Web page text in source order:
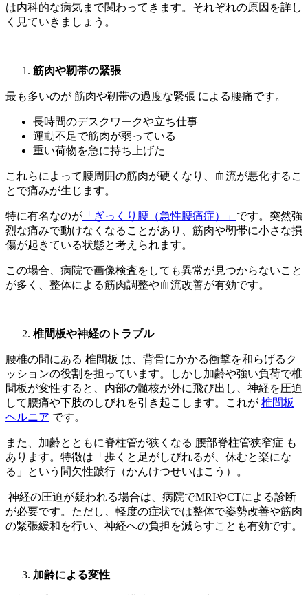
は内科的な病気まで関わってきます。それぞれの原因を詳し
く見ていきましょう。
筋肉や靭帯の緊張
最も多いのが 筋肉や靭帯の過度な緊張 による腰痛です。
長時間のデスクワークや立ち仕事
運動不足で筋肉が弱っている
重い荷物を急に持ち上げた
これらによって腰周囲の筋肉が硬くなり、血流が悪化するこ
とで痛みが生じます。
特に有名なのが 「ぎっくり腰（急性腰痛症）」 です。突然強
烈な痛みで動けなくなることがあり、筋肉や靭帯に小さな損
傷が起きている状態と考えられます。
この場合、病院で画像検査をしても異常が見つからないこと
が多く、整体による筋肉調整や血流改善が有効です。
椎間板や神経のトラブル
腰椎の間にある 椎間板 は、背骨にかかる衝撃を和らげるク
ッションの役割を担っています。しかし加齢や強い負荷で椎
間板が変性すると、内部の髄核が外に飛び出し、神経を圧迫
して腰痛や下肢のしびれを引き起こします。これが 椎間板
ヘルニア です。
また、加齢とともに脊柱管が狭くなる 腰部脊柱管狭窄症 も
あります。特徴は「歩くと足がしびれるが、休むと楽にな
る」という間欠性跛行（かんけつせいはこう）。
神経の圧迫が疑われる場合は、病院でMRIやCTによる診断
が必要です。ただし、軽度の症状では整体で姿勢改善や筋肉
の緊張緩和を行い、神経への負担を減らすことも有効です。
加齢による変性